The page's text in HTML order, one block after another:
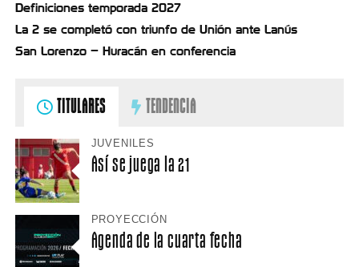
Definiciones temporada 2027
La 2 se completó con triunfo de Unión ante Lanús
San Lorenzo – Huracán en conferencia
TITULARES TENDENCIA
JUVENILES
Así se juega la 21
PROYECCIÓN
Agenda de la cuarta fecha